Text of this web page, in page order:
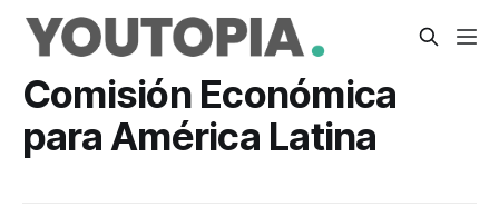
Comisión Económica
para América Latina